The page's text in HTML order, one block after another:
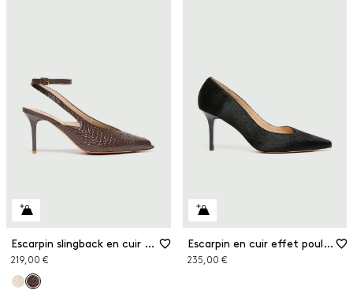
Escarpin slingback en cuir effet crocodile
219,00 €
Escarpin en cuir effet poulain
235,00 €